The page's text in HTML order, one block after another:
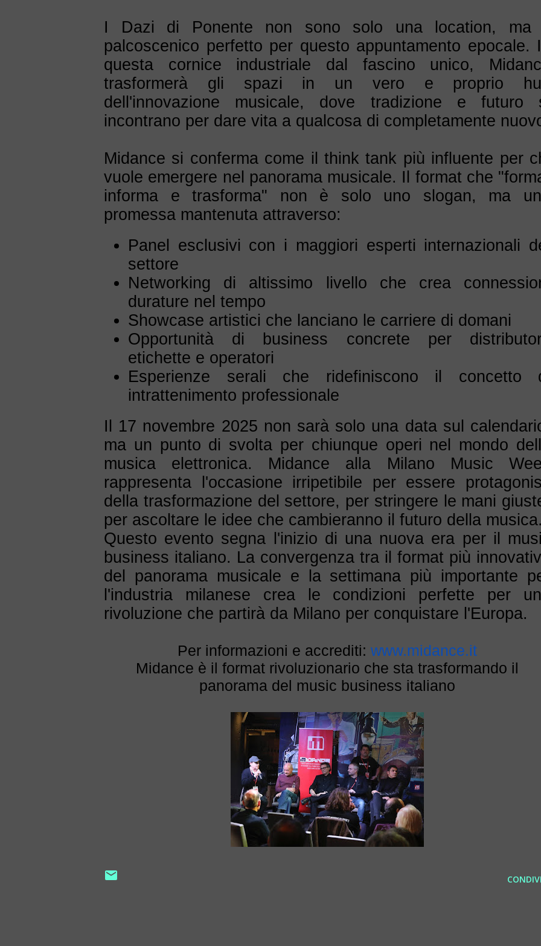
I Dazi di Ponente non sono solo una location, ma
palcoscenico perfetto per questo appuntamento epocale.
questa cornice industriale dal fascino unico,
trasformerà gli spazi in un vero e proprio
dell'innovazione musicale, dove tradizione e futuro
incontrano per dare vita a qualcosa di completamente
Midance si conferma come il think tank più influente per
vuole emergere nel panorama musicale. Il format che
informa e trasforma" non è solo uno slogan, ma
promessa mantenuta attraverso:
Panel esclusivi con i maggiori esperti internazionali
settore
Networking di altissimo livello che crea
durature nel tempo
Showcase artistici che lanciano le carriere di domani
Opportunità di business concrete per
etichette e operatori
Esperienze serali che ridefiniscono il concetto
intrattenimento professionale
Il 17 novembre 2025 non sarà solo una data sul
ma un punto di svolta per chiunque operi nel mondo
musica elettronica. Midance alla Milano Music
rappresenta l'occasione irripetibile per essere
della trasformazione del settore, per stringere le mani
per ascoltare le idee che cambieranno il futuro della
Questo evento segna l'inizio di una nuova era per il
business italiano. La convergenza tra il format più
del panorama musicale e la settimana più importante
l'industria milanese crea le condizioni perfette per
rivoluzione che partirà da Milano per conquistare l'Europa.
Per informazioni e accrediti: www.midance.it
Midance è il format rivoluzionario che sta trasformando il
panorama del music business italiano